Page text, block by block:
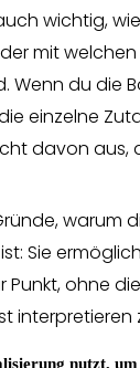
wichtig,
mit
Wenn du die
einzelne
davon aus,
warum
Sie
Punkt, ohne
interpretieren
nutzt,